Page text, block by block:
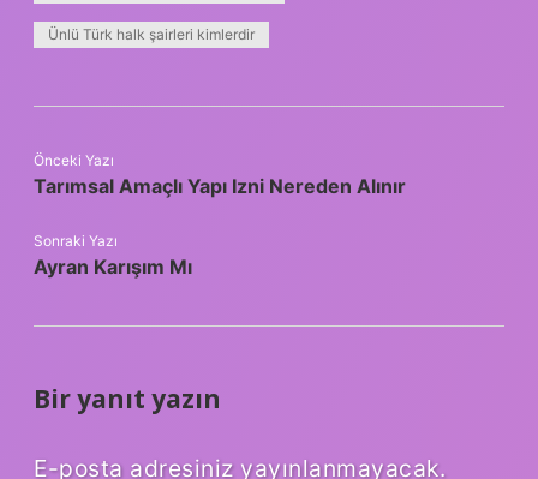
Ünlü Türk halk şairleri kimlerdir
Önceki Yazı
Tarımsal Amaçlı Yapı Izni Nereden Alınır
Sonraki Yazı
Ayran Karışım Mı
Bir yanıt yazın
E-posta adresiniz yayınlanmayacak.